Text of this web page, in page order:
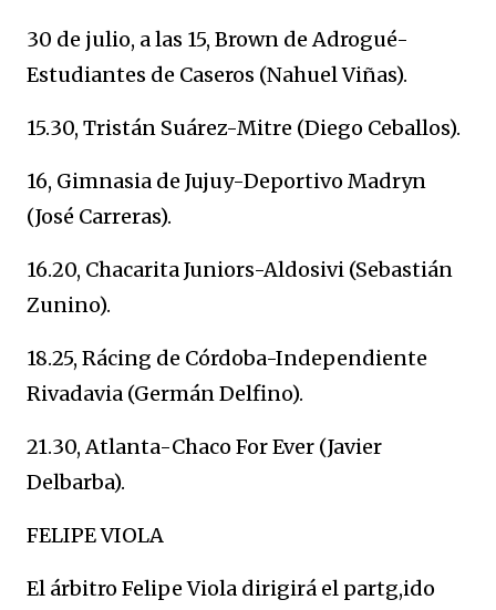
30 de julio, a las 15, Brown de Adrogué-
Estudiantes de Caseros (Nahuel Viñas).
15.30, Tristán Suárez-Mitre (Diego Ceballos).
16, Gimnasia de Jujuy-Deportivo Madryn
(José Carreras).
16.20, Chacarita Juniors-Aldosivi (Sebastián
Zunino).
18.25, Rácing de Córdoba-Independiente
Rivadavia (Germán Delfino).
21.30, Atlanta-Chaco For Ever (Javier
Delbarba).
FELIPE VIOLA
El árbitro Felipe Viola dirigirá el partg,ido